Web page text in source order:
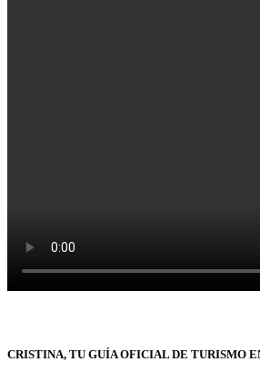
CRISTINA, TU GUÍA OFICIAL DE TURISMO